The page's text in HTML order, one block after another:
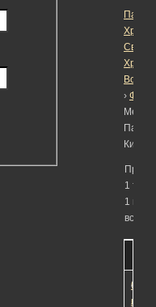
Пасха
›
Метка:
1
1 по 1
всего)
О414
10
лет,